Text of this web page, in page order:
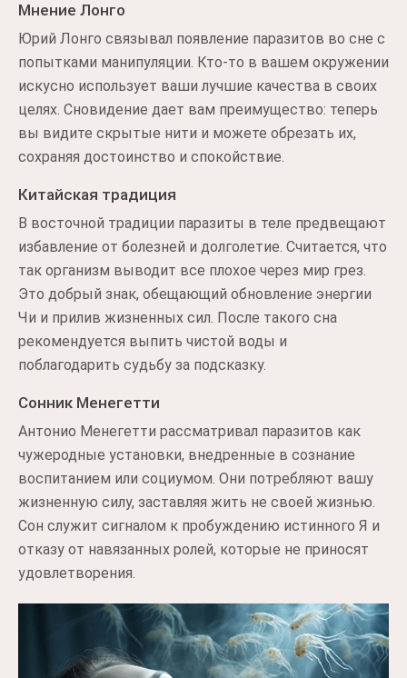
Мнение Лонго
Юрий Лонго связывал появление паразитов во сне с
попытками манипуляции. Кто-то в вашем окружении
искусно использует ваши лучшие качества в своих
целях. Сновидение дает вам преимущество: теперь
вы видите скрытые нити и можете обрезать их,
сохраняя достоинство и спокойствие.
Китайская традиция
В восточной традиции паразиты в теле предвещают
избавление от болезней и долголетие. Считается, что
так организм выводит все плохое через мир грез.
Это добрый знак, обещающий обновление энергии
Чи и прилив жизненных сил. После такого сна
рекомендуется выпить чистой воды и
поблагодарить судьбу за подсказку.
Сонник Менегетти
Антонио Менегетти рассматривал паразитов как
чужеродные установки, внедренные в сознание
воспитанием или социумом. Они потребляют вашу
жизненную силу, заставляя жить не своей жизнью.
Сон служит сигналом к пробуждению истинного Я и
отказу от навязанных ролей, которые не приносят
удовлетворения.